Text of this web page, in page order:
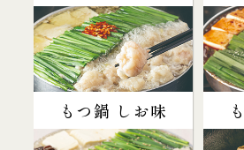
もつ鍋 しお味